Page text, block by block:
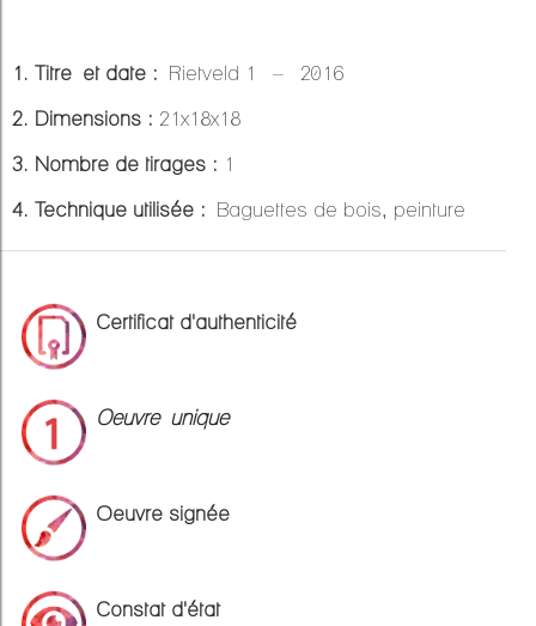
1. Titre et date : Rietveld 1 – 2016
2. Dimensions : 21x18x18
3. Nombre de tirages : 1
4. Technique utilisée : Baguettes de bois, peinture
Certificat d'authenticité
Oeuvre unique
Oeuvre signée
Constat d'état